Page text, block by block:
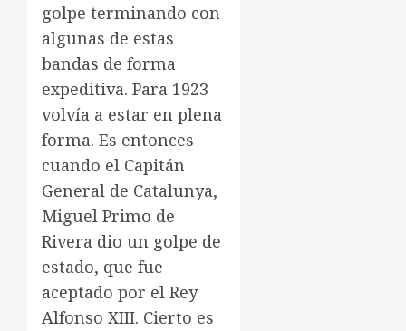
golpe terminando con
algunas de estas
bandas de forma
expeditiva. Para 1923
volvía a estar en plena
forma. Es entonces
cuando el Capitán
General de Catalunya,
Miguel Primo de
Rivera dio un golpe de
estado, que fue
aceptado por el Rey
Alfonso XIII. Cierto es